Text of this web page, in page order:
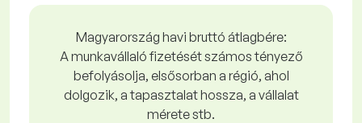
Magyarország havi bruttó átlagbére:
A munkavállaló fizetését számos tényező
befolyásolja, elsősorban a régió, ahol
dolgozik, a tapasztalat hossza, a vállalat
mérete stb.